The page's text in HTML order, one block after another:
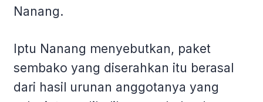
Nanang.
Iptu Nanang menyebutkan, paket
sembako yang diserahkan itu berasal
dari hasil urunan anggotanya yang